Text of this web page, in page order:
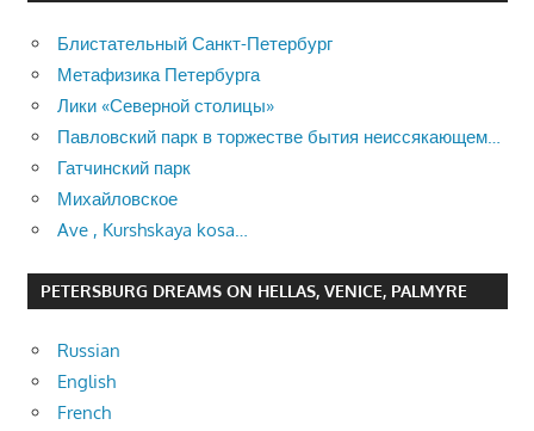
Блистательный Санкт-Петербург
Метафизика Петербурга
Лики «Северной столицы»
Павловский парк в торжестве бытия неиссякающем…
Гатчинский парк
Михайловское
Ave , Kurshskaya kosa…
PETERSBURG DREAMS ON HELLAS, VENICE, PALMYRE
Russian
English
French